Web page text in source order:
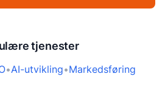
tjenester
•AI-utvikling•Markedsføring